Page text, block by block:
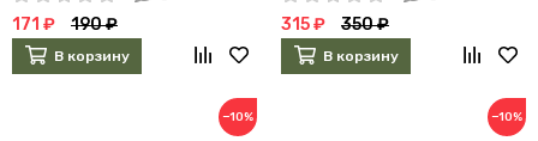
171 ₽ 190 ₽
В корзину
315 ₽ 350 ₽
В корзину
−10% −10%